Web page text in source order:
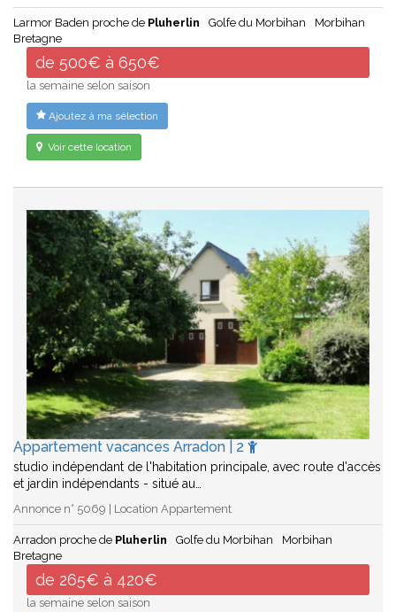
Larmor Baden proche de Pluherlin Golfe du Morbihan
Morbihan
Bretagne
de 500€ à 650€
la semaine selon saison
Ajoutez à ma sélection
Voir cette location
Appartement vacances Arradon | 2
studio indépendant de l'habitation principale, avec route d'accès
et jardin indépendants - situé au…
Annonce n° 5069 | Location Appartement
Arradon proche de Pluherlin Golfe du Morbihan
Morbihan
Bretagne
de 265€ à 420€
la semaine selon saison